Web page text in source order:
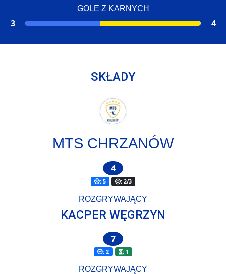
GOLE Z KARNYCH
3 4
SKŁADY
MTS CHRZANÓW
KACPER WĘGRZYN
ROZGRYWAJĄCY
: 5 : 2/3
4
ROZGRYWAJĄCY
: 2 : 1
7